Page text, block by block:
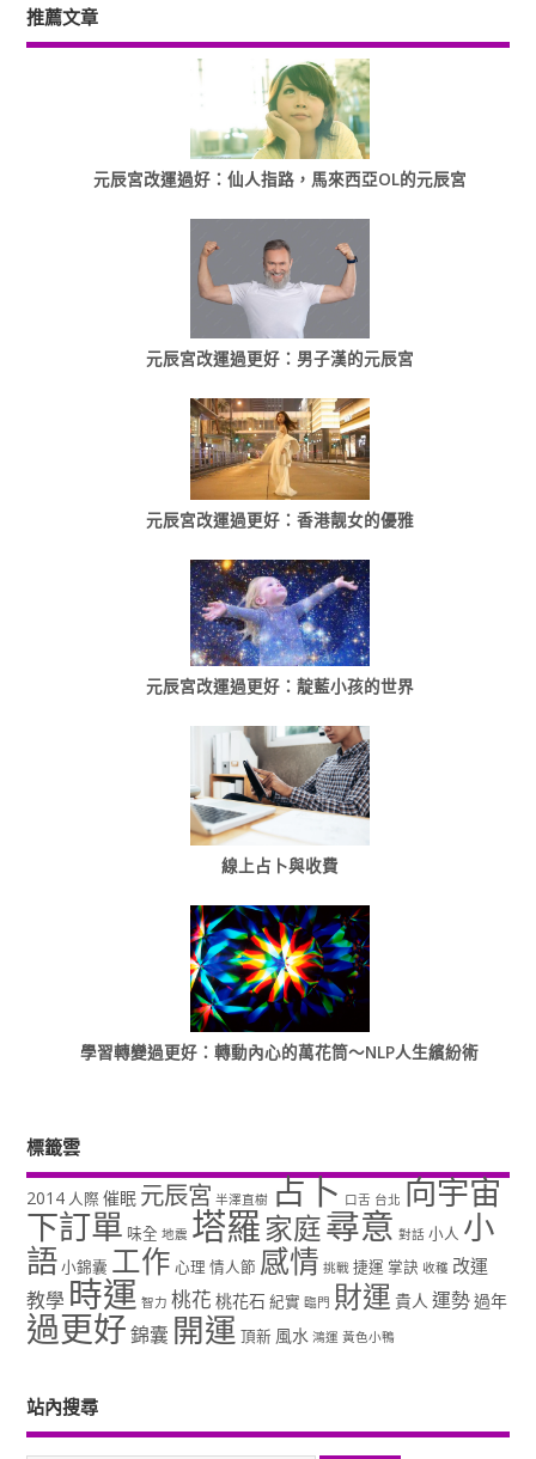
推薦文章
元辰宮改運過好：仙人指路，馬來西亞OL的元辰宮
元辰宮改運過更好：男子漢的元辰宮
元辰宮改運過更好：香港靓女的優雅
元辰宮改運過更好：靛藍小孩的世界
線上占卜與收費
學習轉變過更好：轉動內心的萬花筒～NLP人生繽紛術
標籤雲
2014 人際 催眠 元辰宮 半澤直樹 占卜 口舌 台北 向宇宙
下訂單 味全 地震 塔羅家庭尋意 對話 小人 小
語小錦囊 工作 心理 情人節 感情 挑戰 捷運 掌訣 收穫 改運
教學 時運 智力 桃花 桃花石 紀實 臨門 財運 貴人 運勢過年
過更好錦囊 開運 頂新 風水 鴻運 黃色小鴨
站內搜尋